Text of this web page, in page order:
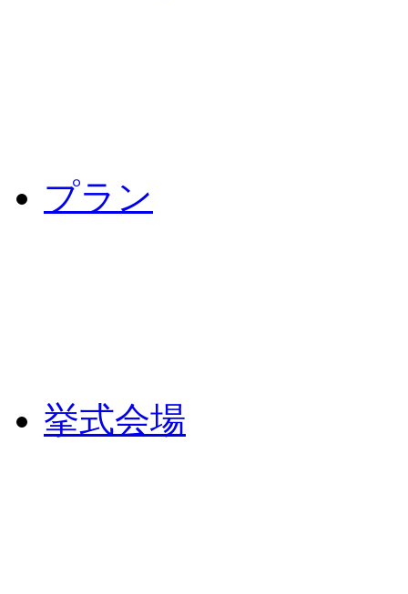
プラン
挙式会場